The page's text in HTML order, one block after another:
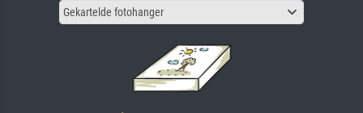
Gekartelde fotohanger